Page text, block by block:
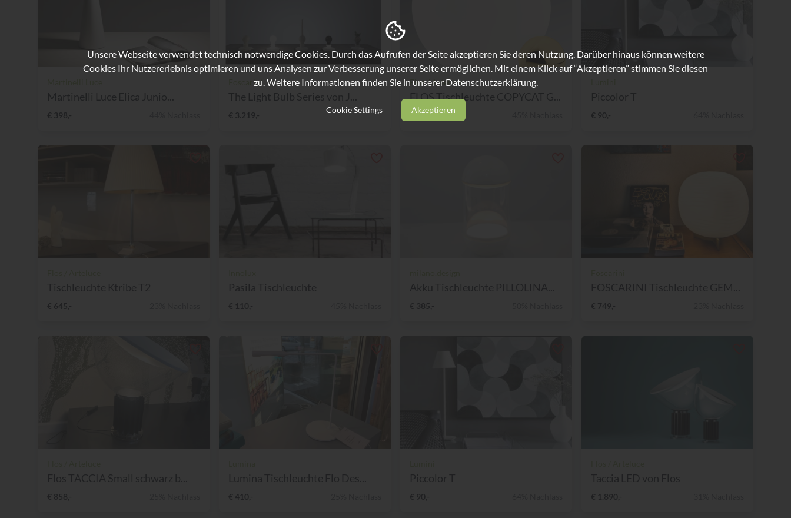
Martinelli Luce Elica Junio...
€ 398,-
Foscarini
The Light Bulb Series von J...
€ 3.219,-
Flos / Arteluce
FLOS Tischleuchte COPYCAT G...
€ 398,-
Piccolor T
€ 90,-
Unsere Webseite verwendet technisch notwendige Cookies. Durch das Aufrufen der Seite akzeptieren Sie deren Nutzung. Darüber hinaus können weitere
Cookies Ihr Nutzererlebnis optimieren und uns Analysen zur Verbesserung unserer Seite ermöglichen. Mit einem Klick auf “Akzeptieren” stimmen Sie diesen
zu. Weitere Informationen finden Sie in unserer Datenschutzerklärung.
Cookie Settings Akzeptieren